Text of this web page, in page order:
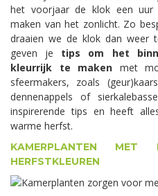
het voorjaar de klok een
maken van het zonlicht. Zo
draaien we de klok dan weer
geven je tips om het
kleurrijk te maken met
sfeermakers, zoals
dennenappels of
inspirerende tips en heeft
warme herfst.
KAMERPLANTEN MET
HERFSTKLEUREN